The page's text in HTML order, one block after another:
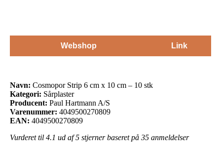
Webshop Link
Navn: Cosmopor Strip 6 cm x 10 cm – 10 stk
Kategori: Sårplaster
Producent: Paul Hartmann A/S
Varenummer: 4049500270809
EAN: 4049500270809
Vurderet til 4.1 ud af 5 stjerner baseret på 35 anmeldelser